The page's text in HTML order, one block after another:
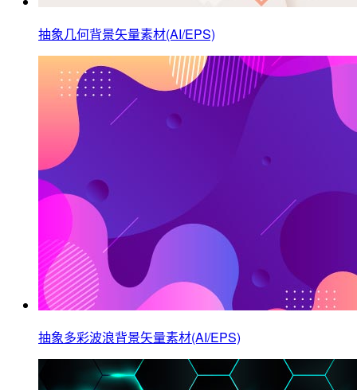
抽象几何背景矢量素材(AI/EPS)
抽象多彩波浪背景矢量素材(AI/EPS)